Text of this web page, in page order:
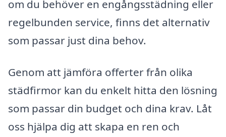
om du behöver en engångsstädning eller
regelbunden service, finns det alternativ
som passar just dina behov.
Genom att jämföra offerter från olika
städfirmor kan du enkelt hitta den lösning
som passar din budget och dina krav. Låt
oss hjälpa dig att skapa en ren och